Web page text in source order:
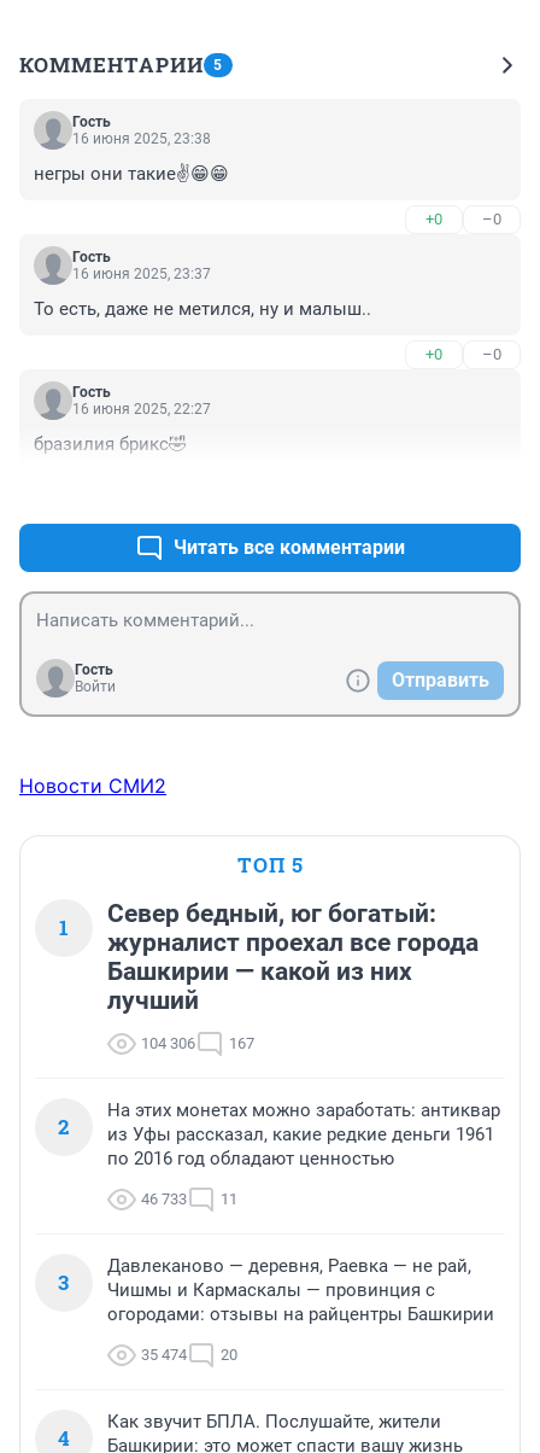
КОММЕНТАРИИ 5
Гость
16 июня 2025, 23:38
негры они такие✌️😁😁
+0 –0
Гость
16 июня 2025, 23:37
То есть, даже не метился, ну и малыш..
+0 –0
Гость
16 июня 2025, 22:27
бразилия брикс🤣
Читать все комментарии
Гость
Войти
Отправить
Новости СМИ2
ТОП 5
1
Север бедный, юг богатый:
журналист проехал все города
Башкирии — какой из них
лучший
104 306 167
2
На этих монетах можно заработать: антиквар
из Уфы рассказал, какие редкие деньги 1961
по 2016 год обладают ценностью
46 733 11
3
Давлеканово — деревня, Раевка — не рай,
Чишмы и Кармаскалы — провинция с
огородами: отзывы на райцентры Башкирии
35 474 20
4
Как звучит БПЛА. Послушайте, жители
Башкирии: это может спасти вашу жизнь